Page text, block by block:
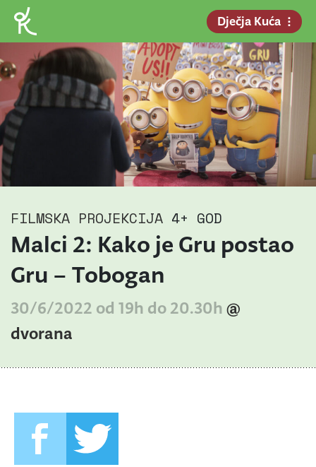
Dječja Kuća
FILMSKA PROJEKCIJA 4+ GOD
Malci 2: Kako je Gru postao
Gru – Tobogan
30/6/2022 od 19h do 20.30h @
dvorana